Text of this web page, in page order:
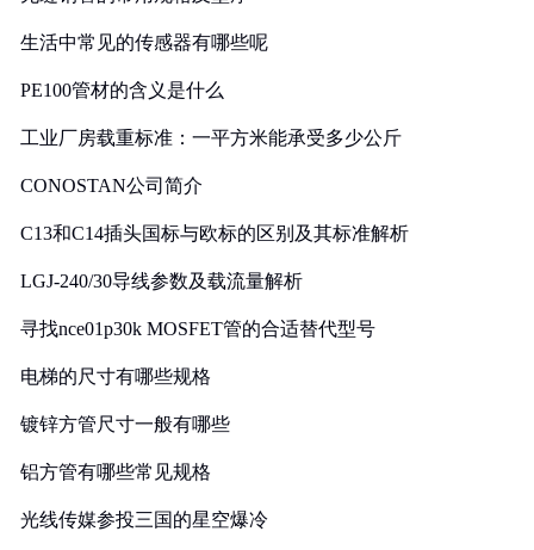
生活中常见的传感器有哪些呢
PE100管材的含义是什么
工业厂房载重标准：一平方米能承受多少公斤
CONOSTAN公司简介
C13和C14插头国标与欧标的区别及其标准解析
LGJ-240/30导线参数及载流量解析
寻找nce01p30k MOSFET管的合适替代型号
电梯的尺寸有哪些规格
镀锌方管尺寸一般有哪些
铝方管有哪些常见规格
光线传媒参投三国的星空爆冷